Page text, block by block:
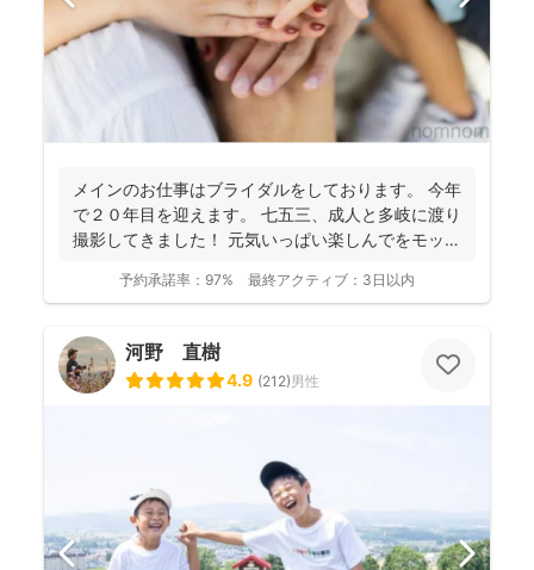
メインのお仕事はブライダルをしております。 今年
で２０年目を迎えます。 七五三、成人と多岐に渡り
撮影してきました！ 元気いっぱい楽しんでをモット
予約承諾率： 97% 最終アクティブ： 3日以内
河野 直樹
4.9 (212)男性